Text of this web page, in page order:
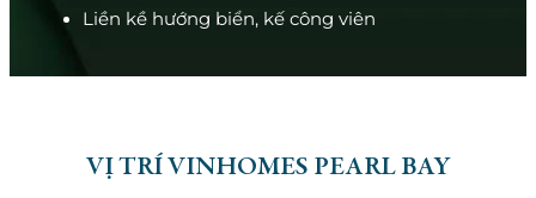
Liền kề hướng biển, kế công viên
VỊ TRÍ VINHOMES PEARL BAY